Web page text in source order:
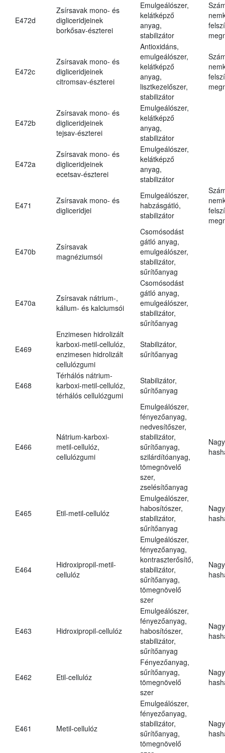
E472d
Zsírsavak mono- és
digliceridjeinek
borkősav-észterei
Emulgeálószer,
kelátképző
anyag,
stabilizátor
E472c
Zsírsavak mono- és
digliceridjeinek
citromsav-észterei
Antioxidáns,
emulgeálószer,
kelátképző
anyag,
lisztkezelőszer,
stabilizátor
E472b
Zsírsavak mono- és
digliceridjeinek
tejsav-észterei
Emulgeálószer,
kelátképző
anyag,
stabilizátor
E472a
Zsírsavak mono- és
digliceridjeinek
ecetsav-észterei
Emulgeálószer,
kelátképző
anyag,
stabilizátor
E471
Zsírsavak mono- és
digliceridjei
Emulgeálószer,
habzásgátló,
stabilizátor
E470b
Zsírsavak
magnéziumsói
Csomósodást
gátló anyag,
emulgeálószer,
stabilizátor,
sűrítőanyag
E470a
Zsírsavak nátrium-,
kálium- és kalciumsói
Csomósodást
gátló anyag,
emulgeálószer,
stabilizátor,
sűrítőanyag
E469
Enzimesen hidrolizált
karboxi-metil-cellulóz,
enzimesen hidrolizált
cellulózgumi
Stabilizátor,
sűrítőanyag
E468
Térhálós nátrium-
karboxi-metil-cellulóz,
térhálós cellulózgumi
Stabilizátor,
sűrítőanyag
E466
Nátrium-karboxi-
metil-cellulóz,
cellulózgumi
Emulgeálószer,
fényezőanyag,
nedvesítőszer,
stabilizátor,
sűrítőanyag,
szilárdítóanyag,
tömegnövelő
szer,
zselésítőanyag
E465 Etil-metil-cellulóz
Emulgeálószer,
habosítószer,
stabilizátor,
sűrítőanyag
E464
Hidroxipropil-metil-
cellulóz
Emulgeálószer,
fényezőanyag,
kontraszterősítő,
stabilizátor,
sűrítőanyag,
tömegnövelő
szer
E463 Hidroxipropil-cellulóz
Emulgeálószer,
fényezőanyag,
habosítószer,
stabilizátor,
sűrítőanyag
E462 Etil-cellulóz
Fényezőanyag,
sűrítőanyag,
tömegnövelő
szer
E461 Metil-cellulóz
Emulgeálószer,
fényezőanyag,
stabilizátor,
sűrítőanyag,
tömegnövelő